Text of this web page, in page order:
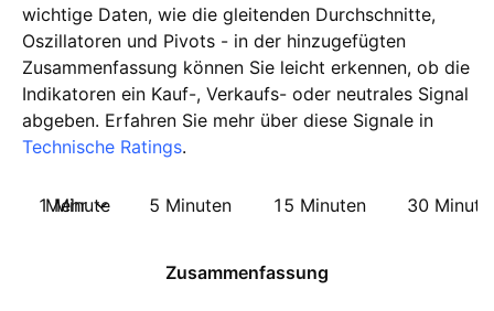
wichtige Daten, wie die gleitenden Durchschnitte,
Oszillatoren und Pivots - in der hinzugefügten
Zusammenfassung können Sie leicht erkennen, ob die
Indikatoren ein Kauf-, Verkaufs- oder neutrales Signal
abgeben. Erfahren Sie mehr über diese Signale in
Technische Ratings.
1 Minute 5 Minuten 15 Minuten 30
Mehr
Zusammenfassung